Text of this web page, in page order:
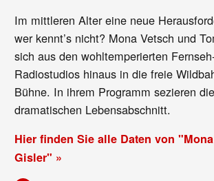
Im mittleren Alter eine neue
wer kennt’s nicht? Mona Vetsch und
sich aus den wohltemperierten
Radiostudios hinaus in die freie
Bühne. In ihrem Programm sezieren
dramatischen Lebensabschnitt.
Hier finden Sie alle Daten von
Gisler" »